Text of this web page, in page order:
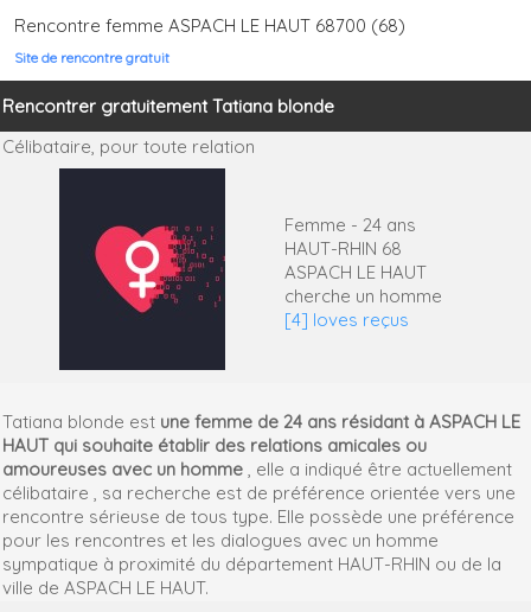
Rencontre femme ASPACH LE HAUT 68700 (68)
Site de rencontre gratuit
Rencontrer gratuitement Tatiana blonde
Célibataire, pour toute relation
Femme - 24 ans
HAUT-RHIN 68
ASPACH LE HAUT
cherche un homme
[4] loves reçus
Tatiana blonde est une femme de 24 ans résidant à ASPACH LE
HAUT qui souhaite établir des relations amicales ou
amoureuses avec un homme , elle a indiqué être actuellement
célibataire , sa recherche est de préférence orientée vers une
rencontre sérieuse de tous type. Elle possède une préférence
pour les rencontres et les dialogues avec un homme
sympatique à proximité du département HAUT-RHIN ou de la
ville de ASPACH LE HAUT.